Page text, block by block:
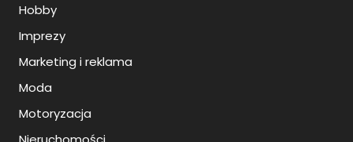
Hobby
Imprezy
Marketing i reklama
Moda
Motoryzacja